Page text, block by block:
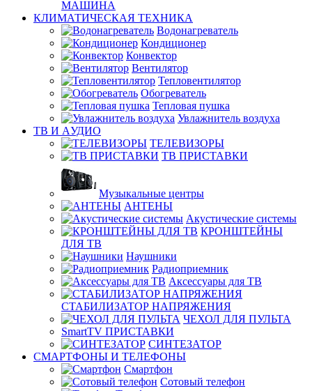
МАШИНА
КЛИМАТИЧЕСКАЯ ТЕХНИКА
Водонагреватель
Кондиционер
Конвектор
Вентилятор
Тепловентилятор
Обогреватель
Тепловая пушка
Увлажнитель воздуха
ТВ И AУДИО
ТЕЛЕВИЗОРЫ
ТВ ПРИСТАВКИ
Музыкальные центры
АНТЕНЫ
Акустические системы
КРОНШТЕЙНЫ
ДЛЯ ТВ
Наушники
Радиоприемник
Аксессуары для ТВ
СТАБИЛИЗАТОР НАПРЯЖЕНИЯ
ЧЕХОЛ ДЛЯ ПУЛЬТА
SmartTV ПРИСТАВКИ
СИНТЕЗАТОР
СМАРТФОНЫ И ТЕЛЕФОНЫ
Смартфон
Сотовый телефон